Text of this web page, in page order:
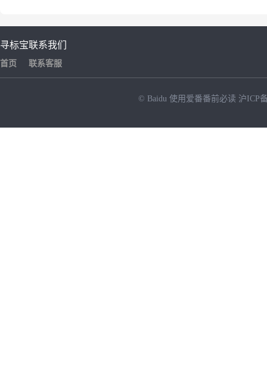
寻标宝
首页
联系我们
联系客服
© Baidu 使用爱番番前必读 沪ICP